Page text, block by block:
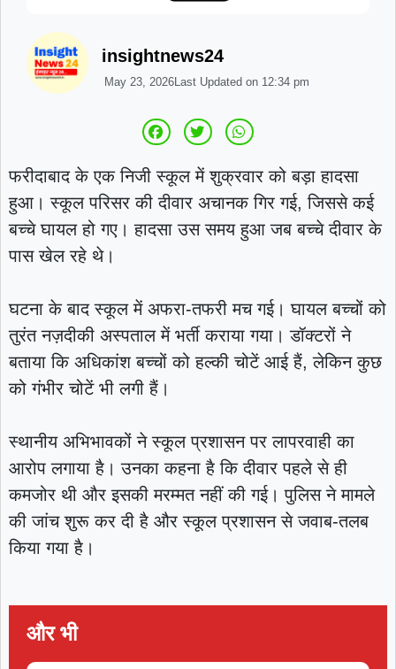
insightnews24
May 23, 2026Last Updated on 12:34 pm
फरीदाबाद के एक निजी स्कूल में शुक्रवार को बड़ा हादसा
हुआ। स्कूल परिसर की दीवार अचानक गिर गई, जिससे कई
बच्चे घायल हो गए। हादसा उस समय हुआ जब बच्चे दीवार के
पास खेल रहे थे।
घटना के बाद स्कूल में अफरा-तफरी मच गई। घायल बच्चों को
तुरंत नज़दीकी अस्पताल में भर्ती कराया गया। डॉक्टरों ने
बताया कि अधिकांश बच्चों को हल्की चोटें आई हैं, लेकिन कुछ
को गंभीर चोटें भी लगी हैं।
स्थानीय अभिभावकों ने स्कूल प्रशासन पर लापरवाही का
आरोप लगाया है। उनका कहना है कि दीवार पहले से ही
कमजोर थी और इसकी मरम्मत नहीं की गई। पुलिस ने मामले
की जांच शुरू कर दी है और स्कूल प्रशासन से जवाब-तलब
किया गया है।
और भी